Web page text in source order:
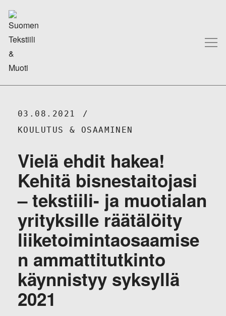
03.08.2021
KOULUTUS & OSAAMINEN
Vielä ehdit hakea!
Kehitä bisnestaitojasi
– tekstiili- ja muotialan
yrityksille räätälöity
liiketoimintaosaamise
n ammattitutkinto
käynnistyy syksyllä
2021